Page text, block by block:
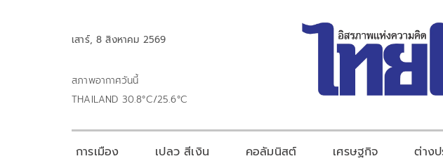
เสาร์, 8 สิงหาคม 2569
สภาพอากาศวันนี้
THAILAND 30.8°C/25.6°C
การเมือง เปลว สีเงิน คอลัมนิสต์ เศรษฐกิจ ต่างป